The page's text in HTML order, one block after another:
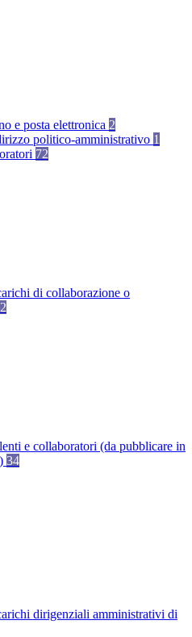
e posta elettronica 2
politico-amministrativo 1
72
di collaborazione o
e collaboratori (da pubblicare in
34
dirigenziali amministrativi di